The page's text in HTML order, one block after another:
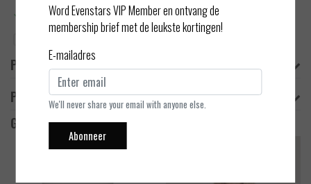
Meer informatie? Neem contact op over dit product
Productomschrijving
Product informatie
Gerelateerde producten
Word Evenstars VIP Member en ontvang de
membership brief met de leukste kortingen!
E-mailadres
We'll never share your email with anyone else.
Abonneer